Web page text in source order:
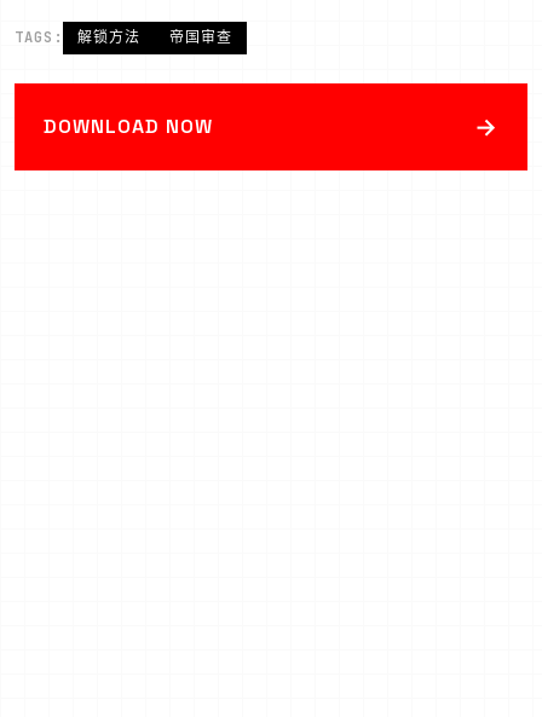
TAGS: 解锁方法 帝国审查
DOWNLOAD NOW →